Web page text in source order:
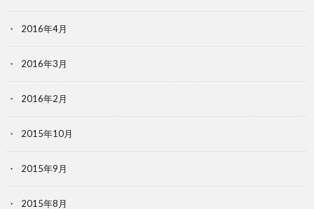
2016年4月
2016年3月
2016年2月
2015年10月
2015年9月
2015年8月